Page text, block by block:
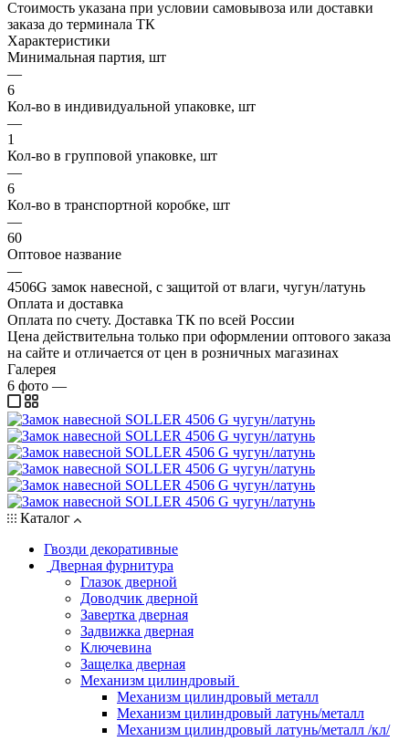
Стоимость указана при условии самовывоза или доставки
заказа до терминала ТК
Характеристики
Минимальная партия, шт
—
6
Кол-во в индивидуальной упаковке, шт
—
1
Кол-во в групповой упаковке, шт
—
6
Кол-во в транспортной коробке, шт
—
60
Оптовое название
—
4506G замок навесной, с защитой от влаги, чугун/латунь
Оплата и доставка
Оплата по счету. Доставка ТК по всей России
Цена действительна только при оформлении оптового заказа
на сайте и отличается от цен в розничных магазинах
Галерея
6 фото —
Каталог
Гвозди декоративные
Дверная фурнитура
Глазок дверной
Доводчик дверной
Завертка дверная
Задвижка дверная
Ключевина
Защелка дверная
Механизм цилиндровый
Механизм цилиндровый металл
Механизм цилиндровый латунь/металл
Механизм цилиндровый латунь/металл /кл/